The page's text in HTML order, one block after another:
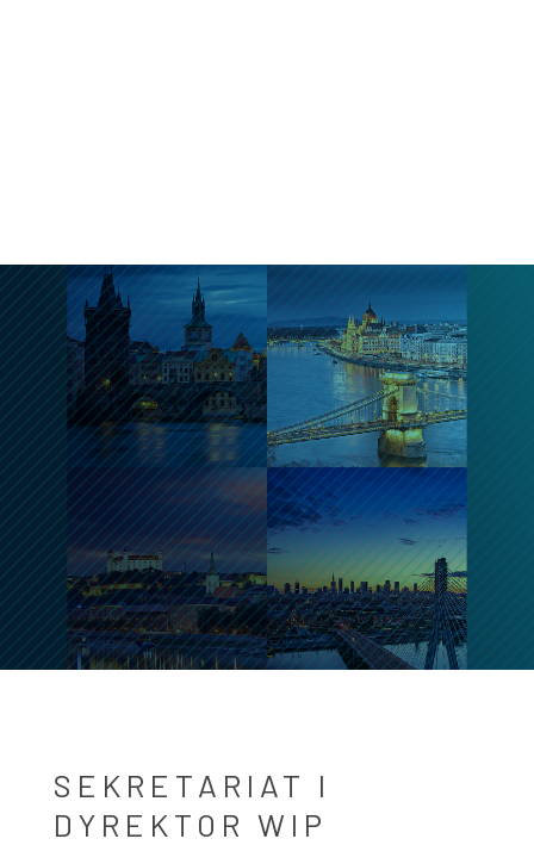
SEKRETARIAT I
DYREKTOR WIP